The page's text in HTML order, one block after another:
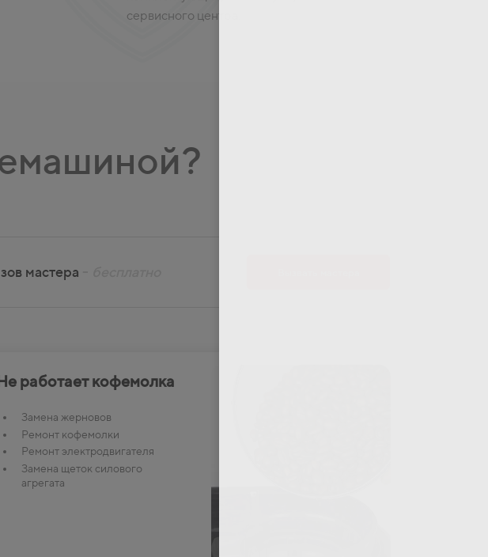
сервисного центра.
мастера
работает кофемолка
Замена жерновов
Ремонт кофемолки
Ремонт электродвигателя
Замена щеток силового
агрегата